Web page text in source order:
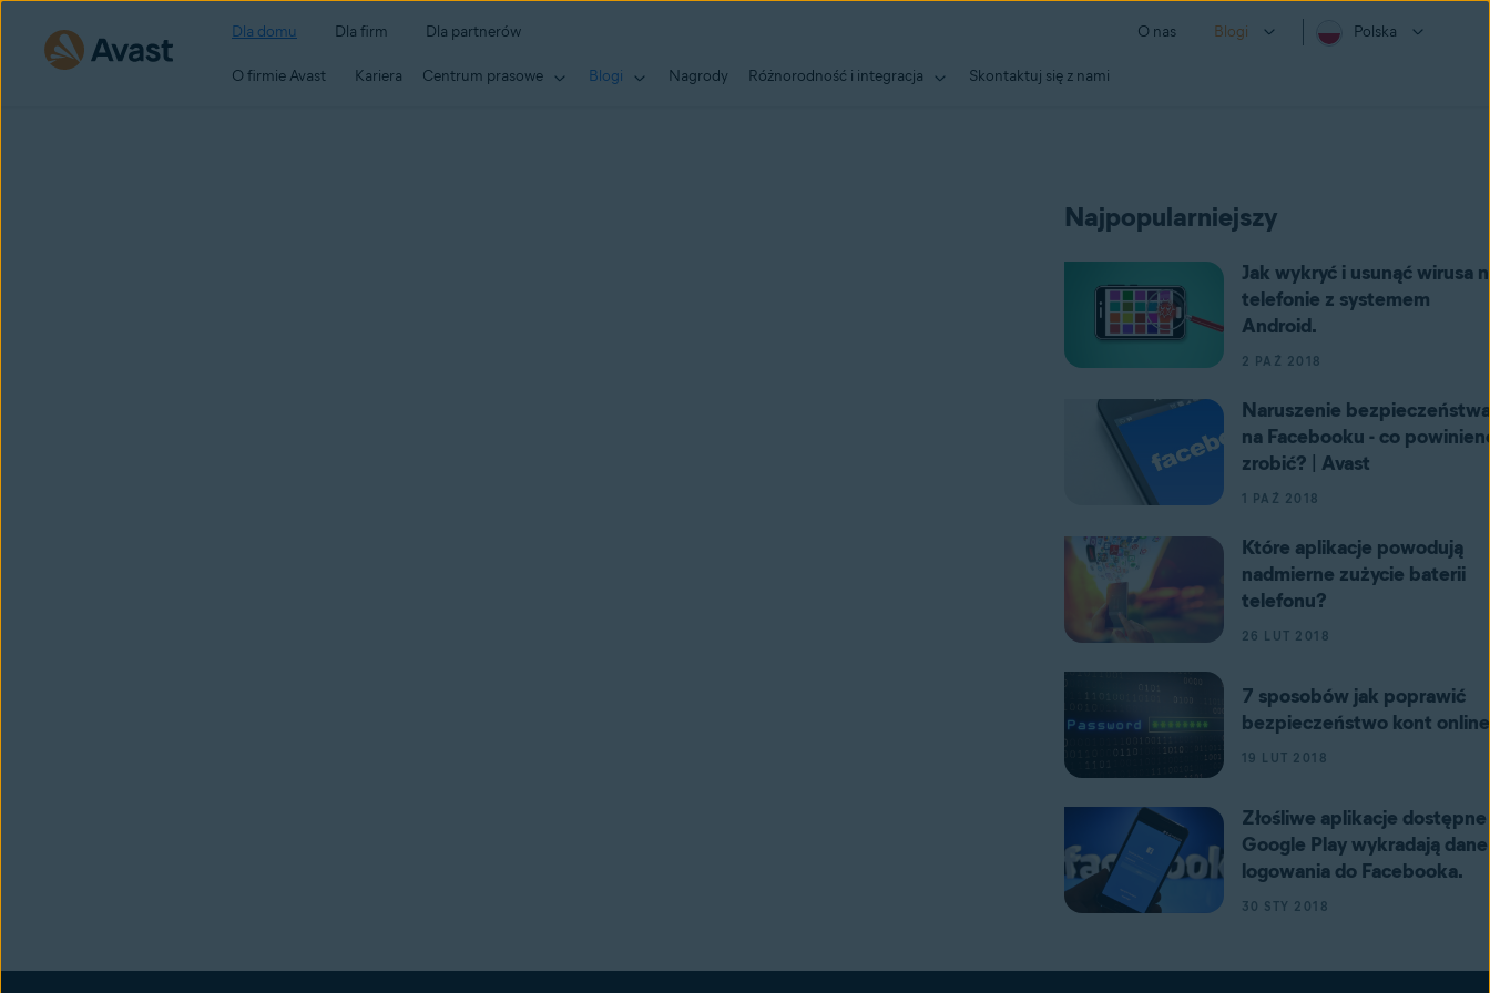
Dla domu Dla firm Dla partnerów O nas Blogi Polska
O firmie Avast Kariera Centrum prasowe Blogi Nagrody Różnorodność i integracja Skontaktuj się z nami
Najpopularniejszy
Jak wykryć i usunąć wirusa
telefonie z systemem
Android.
2 PAŹ 2018
Naruszenie bezpieczeństwa
na Facebooku - co
zrobić? | Avast
1 PAŹ 2018
Które aplikacje powodują
nadmierne zużycie baterii
telefonu?
26 LUT 2018
7 sposobów jak poprawić
bezpieczeństwo kont online
19 LUT 2018
Złośliwe aplikacje
Google Play wykradają dane
logowania do Facebooka.
30 STY 2018